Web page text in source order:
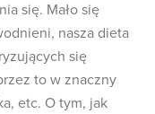
się. Mało się
nasza dieta
się
to w znaczny
etc. O tym, jak